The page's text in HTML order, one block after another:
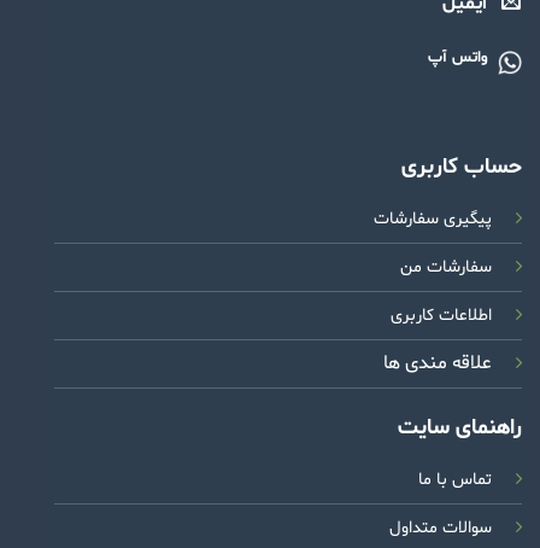
واتس آپ
حساب کاربری
پیگیری سفارشات
سفارشات من
اطلاعات کاربری
علاقه مندی ها
راهنمای سایت
تماس با ما
سوالات متداول